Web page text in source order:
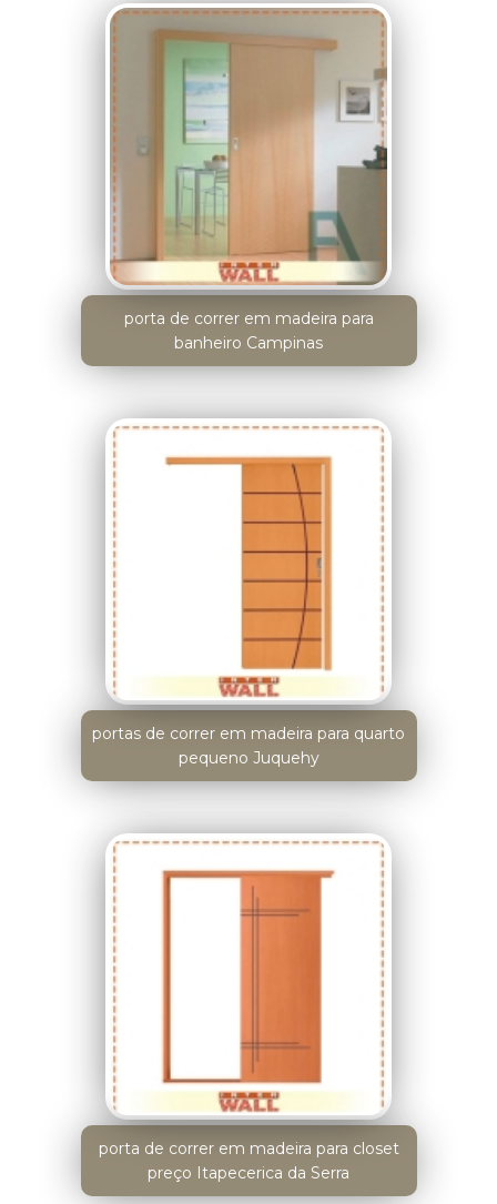
porta de correr em madeira para
banheiro Campinas
portas de correr em madeira para quarto
pequeno Juquehy
porta de correr em madeira para closet
preço Itapecerica da Serra